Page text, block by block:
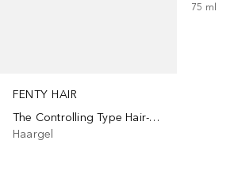
FENTY HAIR
The Controlling Type Hair-Thickening Edge Control
Haargel
75 ml